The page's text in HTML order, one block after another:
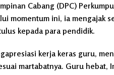
Cabang (DPC)
momentum ini, ia mengajak
kepada para pendidik.
kerja keras guru,
martabatnya. Guru hebat,